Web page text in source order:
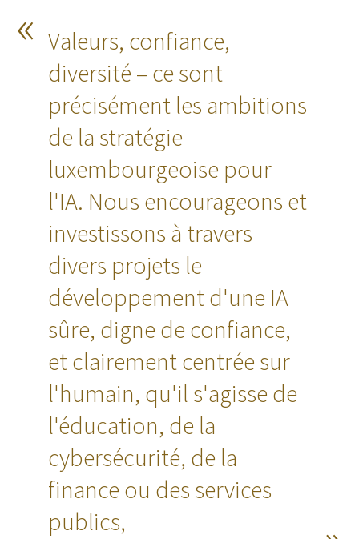
Valeurs, confiance,
diversité – ce sont
précisément les ambitions
de la stratégie
luxembourgeoise pour
l'IA. Nous encourageons et
investissons à travers
divers projets le
développement d'une IA
sûre, digne de confiance,
et clairement centrée sur
l'humain, qu'il s'agisse de
l'éducation, de la
cybersécurité, de la
finance ou des services
publics,